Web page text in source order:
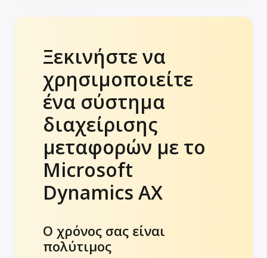
Ξεκινήστε να
χρησιμοποιείτε
ένα σύστημα
διαχείρισης
μεταφορών με το
Microsoft
Dynamics AX
Ο χρόνος σας είναι
πολύτιμος